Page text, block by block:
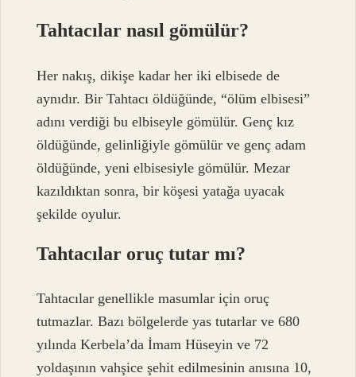
Tahtacılar nasıl gömülür?
Her nakış, dikişe kadar her iki elbisede de
aynıdır. Bir Tahtacı öldüğünde, “ölüm elbisesi”
adını verdiği bu elbiseyle gömülür. Genç kız
öldüğünde, gelinliğiyle gömülür ve genç adam
öldüğünde, yeni elbisesiyle gömülür. Mezar
kazıldıktan sonra, bir köşesi yatağa uyacak
şekilde oyulur.
Tahtacılar oruç tutar mı?
Tahtacılar genellikle masumlar için oruç
tutmazlar. Bazı bölgelerde yas tutarlar ve 680
yılında Kerbela’da İmam Hüseyin ve 72
yoldaşının vahşice şehit edilmesinin anısına 10,